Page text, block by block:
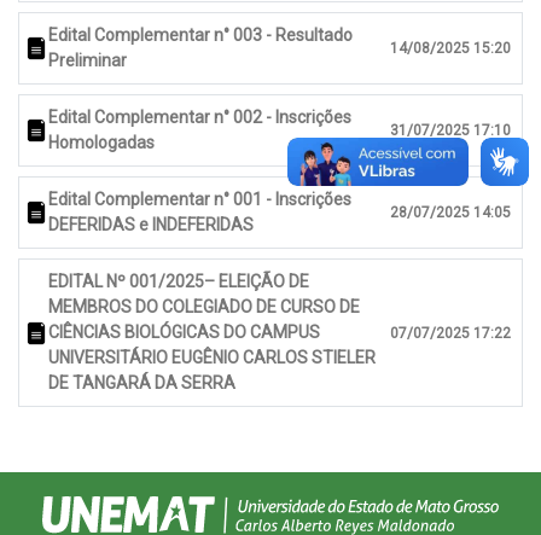
Edital Complementar n° 003 - Resultado
Preliminar
14/08/2025 15:20
Edital Complementar n° 002 - Inscrições
Homologadas
31/07/2025 17:10
Edital Complementar n° 001 - Inscrições
DEFERIDAS e INDEFERIDAS
28/07/2025 14:05
EDITAL Nº 001/2025– ELEIÇÃO DE
MEMBROS DO COLEGIADO DE CURSO DE
CIÊNCIAS BIOLÓGICAS DO CAMPUS
UNIVERSITÁRIO EUGÊNIO CARLOS STIELER
DE TANGARÁ DA SERRA
07/07/2025 17:22